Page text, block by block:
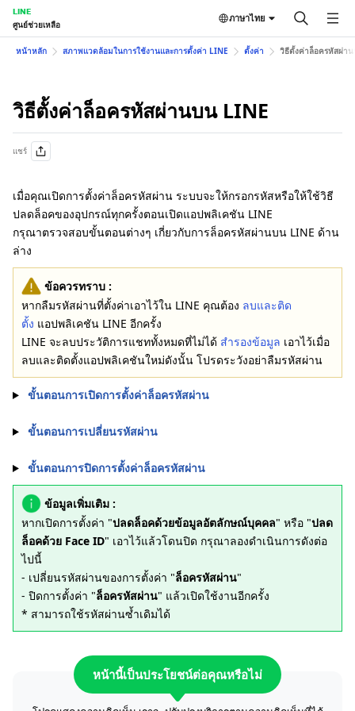
LINE
ศูนย์ช่วยเหลือ
ภาษาไทย
หน้าหลัก สภาพแวดล้อมในการใช้งานและการตั้งค่า LINE ตั้งค่า วิธีตั้งค่าล็อครหัสผ่า
วิธีตั้งค่าล็อครหัสผ่านบน LINE
แชร์
เมื่อคุณเปิดการตั้งค่าล็อครหัสผ่าน ระบบจะให้กรอกรหัสหรือให้ใช้วิธี
ปลดล็อคของอุปกรณ์ทุกครั้งตอนเปิดแอปพลิเคชัน LINE
กรุณาตรวจสอบขั้นตอนต่างๆ เกี่ยวกับการล็อครหัสผ่านบน LINE ด้าน
ล่าง
ข้อควรทราบ :
หากลืมรหัสผ่านที่ตั้งค่าเอาไว้ใน LINE คุณต้อง ลบและติด
ตั้ง แอปพลิเคชัน LINE อีกครั้ง
LINE จะลบประวัติการแชททั้งหมดที่ไม่ได้ สำรองข้อมูล เอาไว้เมื่อ
ลบและติดตั้งแอปพลิเคชันใหม่ดังนั้น โปรดระวังอย่าลืมรหัสผ่าน
ขั้นตอนการเปิดการตั้งค่าล็อครหัสผ่าน
ขั้นตอนการเปลี่ยนรหัสผ่าน
ขั้นตอนการปิดการตั้งค่าล็อครหัสผ่าน
ข้อมูลเพิ่มเติม :
หากเปิดการตั้งค่า "ปลดล็อคด้วยข้อมูลอัตลักษณ์บุคคล" หรือ "ปลด
ล็อคด้วย Face ID" เอาไว้แล้วโดนปิด กรุณาลองดำเนินการดังต่อ
ไปนี้
- เปลี่ยนรหัสผ่านของการตั้งค่า "ล็อครหัสผ่าน"
- ปิดการตั้งค่า "ล็อครหัสผ่าน" แล้วเปิดใช้งานอีกครั้ง
* สามารถใช้รหัสผ่านซ้ำเดิมได้
หน้านี้เป็นประโยชน์ต่อคุณหรือไม่